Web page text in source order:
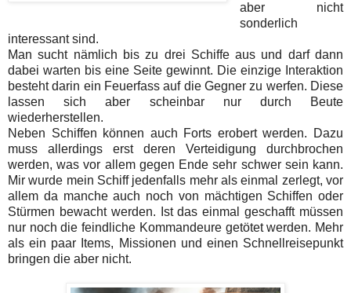
aber nicht
sonderlich
interessant sind.
Man sucht nämlich bis zu drei Schiffe aus und darf dann
dabei warten bis eine Seite gewinnt. Die einzige Interaktion
besteht darin ein Feuerfass auf die Gegner zu werfen. Diese
lassen sich aber scheinbar nur durch Beute
wiederherstellen.
Neben Schiffen können auch Forts erobert werden. Dazu
muss allerdings erst deren Verteidigung durchbrochen
werden, was vor allem gegen Ende sehr schwer sein kann.
Mir wurde mein Schiff jedenfalls mehr als einmal zerlegt, vor
allem da manche auch noch von mächtigen Schiffen oder
Stürmen bewacht werden. Ist das einmal geschafft müssen
nur noch die feindliche Kommandeure getötet werden. Mehr
als ein paar Items, Missionen und einen Schnellreisepunkt
bringen die aber nicht.